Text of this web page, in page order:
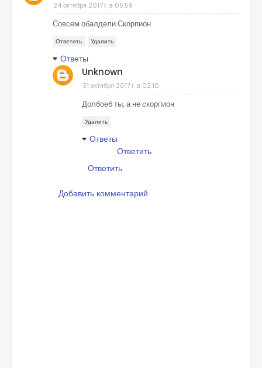
24 октября 2017 г. в 05:59
Совсем обалдели.Скорпион.
Ответить Удалить
Ответы
Unknown
31 октября 2017 г. в 02:10
Долбоеб ты, а не скорпион
Удалить
Ответы
Ответить
Ответить
Добавить комментарий